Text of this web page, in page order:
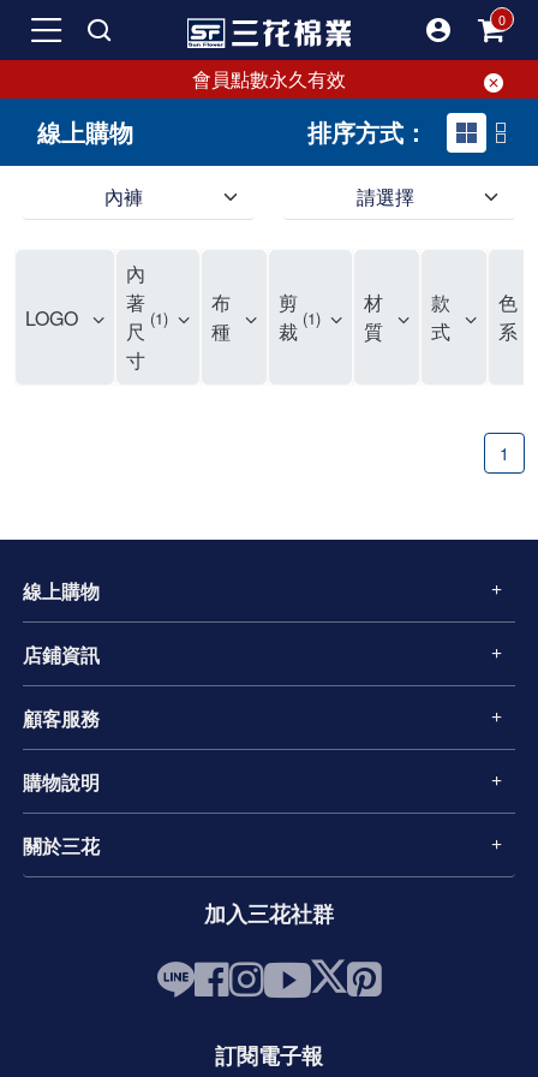
會員點數永久有效
線上購物 排序方式：
內褲 請選擇
LOGO
內
著
尺
寸
1
布
種
剪
裁 1
材
質
款
式
色
系
1
線上購物
店鋪資訊
顧客服務
購物說明
關於三花
加入三花社群
訂閱電子報